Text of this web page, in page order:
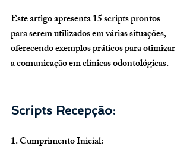
Este artigo apresenta 15 scripts prontos
para serem utilizados em várias situações,
oferecendo exemplos práticos para otimizar
a comunicação em clínicas odontológicas.
Scripts Recepção:
1. Cumprimento Inicial: